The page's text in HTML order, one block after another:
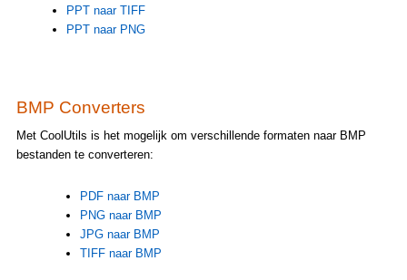
PPT naar TIFF
PPT naar PNG
BMP Converters
Met CoolUtils is het mogelijk om verschillende formaten naar BMP
bestanden te converteren:
PDF naar BMP
PNG naar BMP
JPG naar BMP
TIFF naar BMP